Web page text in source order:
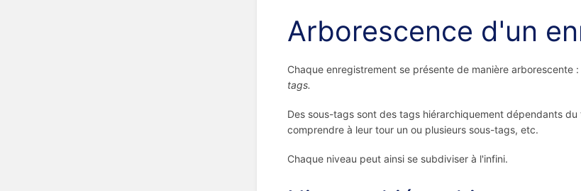
Arborescence d'un
Chaque enregistrement se présente de manière arborescente
tags.
Des sous-tags sont des tags hiérarchiquement dépendants
comprendre à leur tour un ou plusieurs sous-tags, etc.
Chaque niveau peut ainsi se subdiviser à l'infini.